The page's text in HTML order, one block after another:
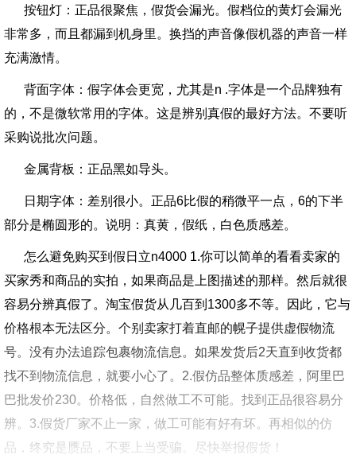
按钮灯：正品很聚焦，假货会漏光。假档位的黄灯会漏光
非常多，而且都漏到机身里。换挡的声音像假机器的声音一样
充满激情。
背面字体：假字体会更宽，尤其是n .字体是一个品牌独有
的，不是微软常用的字体。这是辨别真假的最好方法。不要听
采购说批次问题。
金属背板：正品黑如导头。
日期字体：差别很小。正品6比假的稍微平一点，6的下半
部分是椭圆形的。说明：真黄，假纸，白色质感差。
怎么避免购买到假日立n4000 1.你可以简单的看看卖家的
买家秀和商品的实拍，如果商品是上图描述的那样。然后就很
容易分辨真假了。淘宝假货从几百到1300多不等。因此，它与
价格根本无法区分。个别卖家打着直邮的幌子提供虚假物流
号。没有办法追踪包裹物流信息。如果发货后2天直到收货都
找不到物流信息，就要小心了。2.假仿品整体质感差，阿里巴
巴批发价230。价格低，自然做工不可能。找到正品很容易分
辨。3.假货厂家不止一家，做工可能有好有坏。再相似的仿
品，终究是赝品，不要上当受骗。尽快举报假货！